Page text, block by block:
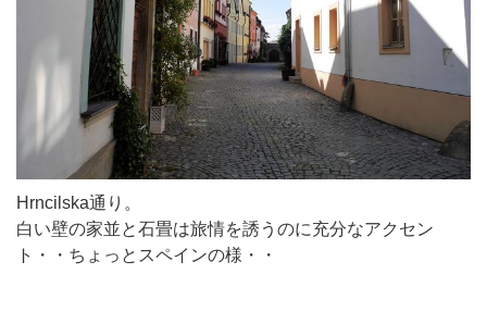
Hrncilska通り。
白い壁の家並と石畳は旅情を誘うのに充分なアクセン
ト・・ちょっとスペインの様・・